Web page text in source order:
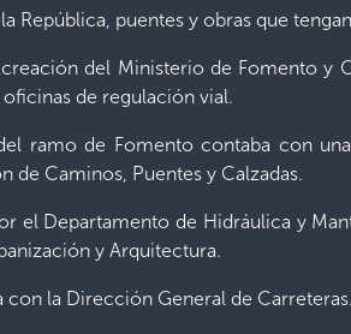
puentes y obras que
del Ministerio de Fomento y
de regulación vial.
ramo de Fomento contaba con
de Caminos, Puentes y Calzadas.
el Departamento de Hidráulica y
y Arquitectura.
la Dirección General de Carreteras.